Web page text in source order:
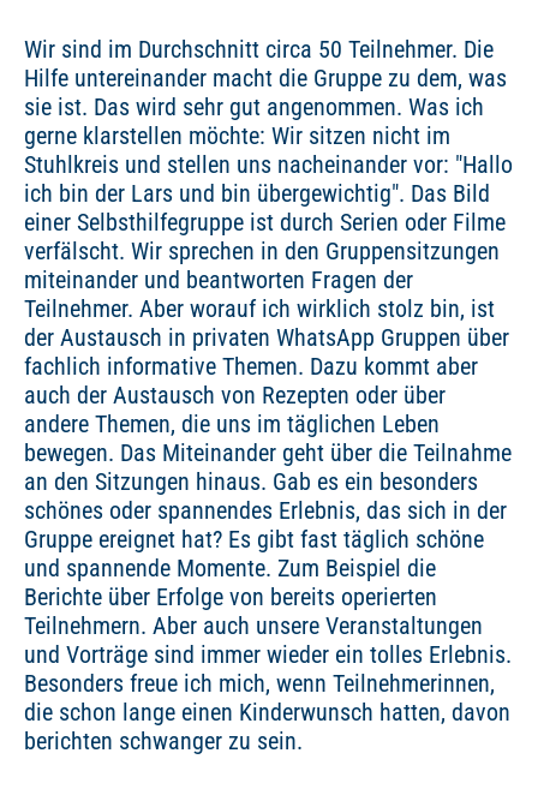
Wir sind im Durchschnitt circa 50 Teilnehmer. Die
Hilfe untereinander macht die Gruppe zu dem, was
sie ist. Das wird sehr gut angenommen. Was ich
gerne klarstellen möchte: Wir sitzen nicht im
Stuhlkreis und stellen uns nacheinander vor: "Hallo
ich bin der Lars und bin übergewichtig". Das Bild
einer Selbsthilfegruppe ist durch Serien oder Filme
verfälscht. Wir sprechen in den Gruppensitzungen
miteinander und beantworten Fragen der
Teilnehmer. Aber worauf ich wirklich stolz bin, ist
der Austausch in privaten WhatsApp Gruppen über
fachlich informative Themen. Dazu kommt aber
auch der Austausch von Rezepten oder über
andere Themen, die uns im täglichen Leben
bewegen. Das Miteinander geht über die Teilnahme
an den Sitzungen hinaus. Gab es ein besonders
schönes oder spannendes Erlebnis, das sich in der
Gruppe ereignet hat? Es gibt fast täglich schöne
und spannende Momente. Zum Beispiel die
Berichte über Erfolge von bereits operierten
Teilnehmern. Aber auch unsere Veranstaltungen
und Vorträge sind immer wieder ein tolles Erlebnis.
Besonders freue ich mich, wenn Teilnehmerinnen,
die schon lange einen Kinderwunsch hatten, davon
berichten schwanger zu sein.